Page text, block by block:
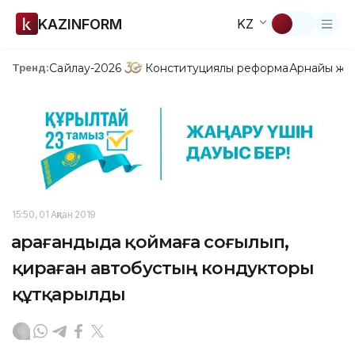
KAZINFORM KZ
Тренд:Сайлау-2026 Конституциялық реформаАрнайы
15:50, 01 Ақпан 2019
Қарағандыда қоймаға соғылып,
қираған автобустың кондукторы
құтқарылды